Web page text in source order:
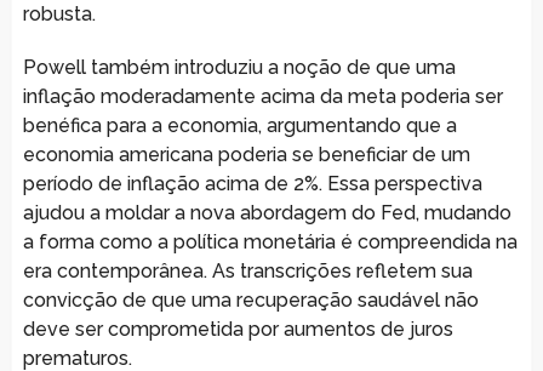
robusta.
Powell também introduziu a noção de que uma
inflação moderadamente acima da meta poderia ser
benéfica para a economia, argumentando que a
economia americana poderia se beneficiar de um
período de inflação acima de 2%. Essa perspectiva
ajudou a moldar a nova abordagem do Fed, mudando
a forma como a política monetária é compreendida na
era contemporânea. As transcrições refletem sua
convicção de que uma recuperação saudável não
deve ser comprometida por aumentos de juros
prematuros.